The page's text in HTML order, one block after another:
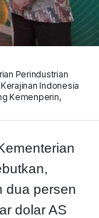
Perindustrian
Indonesia
Kemenperin,
dua persen
dolar AS